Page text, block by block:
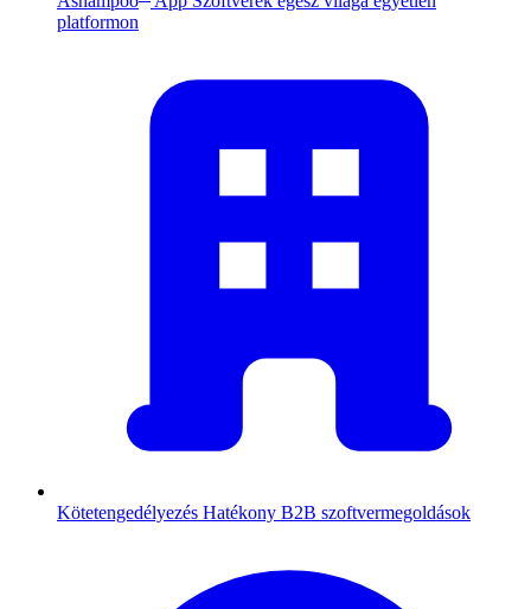
platformon
Kötetengedélyezés Hatékony B2B szoftvermegoldások